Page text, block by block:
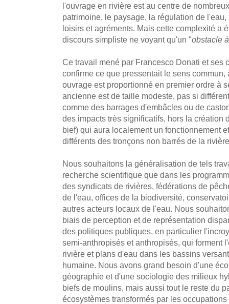
l'ouvrage en rivière est au centre de
patrimoine, le paysage, la régulation de
loisirs et agréments. Mais cette complexité a
discours simpliste ne voyant qu'un "obstacle
Ce travail mené par Francesco Donati et ses
confirme ce que pressentait le sens commun,
ouvrage est proportionné en premier ordre à
ancienne est de taille modeste, pas si
comme des barrages d'embâcles ou de
des impacts très significatifs, hors la création
bief) qui aura localement un fonctionnement
différents des tronçons non barrés de la
Nous souhaitons la généralisation de tels
recherche scientifique que dans les
des syndicats de rivières, fédérations de
de l'eau, offices de la biodiversité,
autres acteurs locaux de l'eau. Nous
biais de perception et de représentation
des politiques publiques, en particulier
semi-anthropisés et anthropisés, qui forment
rivière et plans d'eau dans les bassins
humaine. Nous avons grand besoin d'une
géographie et d'une sociologie des milieux
biefs de moulins, mais aussi tout le reste du
écosystèmes transformés par les